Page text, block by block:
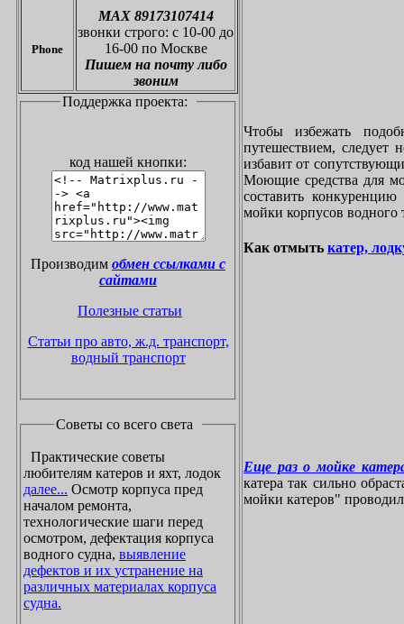
Phone
МАХ 89173107414
звонки строго: с 10-00 до
16-00 по Москве
Пишем на почту либо
звоним
Поддержка проекта:
код нашей кнопки:
Производим обмен ссылками с
сайтами
Полезные статьи
Статьи про авто, ж.д. транспорт,
водный транспорт
Советы со всего света
Практические советы
любителям катеров и яхт, лодок
далее... Осмотр корпуса пред
началом ремонта,
технологические шаги перед
осмотром, дефектация корпуса
водного судна, выявление
дефектов и их устранение на
различных материалах корпуса
судна.
Чтобы избежать
путешествием, следует
избавит от
Моющие средства для
составить
мойки корпусов водного
Как отмыть катер,
Еще раз о мойке
катера так сильно
мойки катеров"